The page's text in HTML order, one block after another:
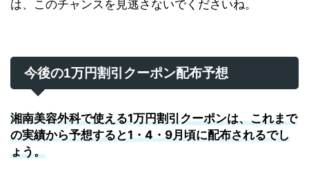
は、このチャンスを見逃さないでくださいね。
今後の1万円割引クーポン配布予想
湘南美容外科で使える1万円割引クーポンは、これまで
の実績から予想すると1・4・9月頃に配布されるでし
ょう。